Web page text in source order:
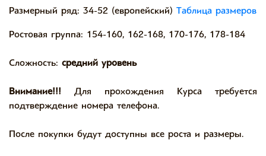
Размерный ряд: 34-52 (европейский) Таблица размеров
Ростовая группа: 154-160, 162-168, 170-176, 178-184
Сложность: средний уровень
Внимание!!! Для прохождения Курса требуется
подтверждение номера телефона.
После покупки будут доступны все роста и размеры.